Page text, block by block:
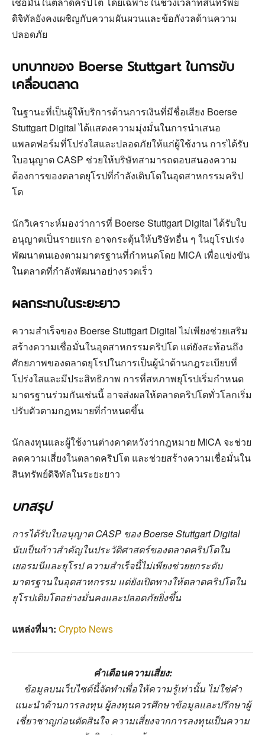
ดิจิทัลยังคงเผชิญกับความผันผวนและข้อกังวลด้านความ
ปลอดภัย
บทบาทของ Boerse Stuttgart ในการขับ
เคลื่อนตลาด
ในฐานะที่เป็นผู้ให้บริการด้านการเงินที่มีชื่อเสียง Boerse
Stuttgart Digital ได้แสดงความมุ่งมั่นในการนำเสนอ
แพลตฟอร์มที่โปร่งใสและปลอดภัยให้แก่ผู้ใช้งาน การได้รับ
ใบอนุญาต CASP ช่วยให้บริษัทสามารถตอบสนองความ
ต้องการของตลาดยุโรปที่กำลังเติบโตในอุตสาหกรรมคริป
โต
นักวิเคราะห์มองว่าการที่ Boerse Stuttgart Digital ได้รับใบ
อนุญาตเป็นรายแรก อาจกระตุ้นให้บริษัทอื่น ๆ ในยุโรปเร่ง
พัฒนาตนเองตามมาตรฐานที่กำหนดโดย MiCA เพื่อแข่งขัน
ในตลาดที่กำลังพัฒนาอย่างรวดเร็ว
ผลกระทบในระยะยาว
ความสำเร็จของ Boerse Stuttgart Digital ไม่เพียงช่วยเสริม
สร้างความเชื่อมั่นในอุตสาหกรรมคริปโต แต่ยังสะท้อนถึง
ศักยภาพของตลาดยุโรปในการเป็นผู้นำด้านกฎระเบียบที่
โปร่งใสและมีประสิทธิภาพ การที่สหภาพยุโรปเริ่มกำหนด
มาตรฐานร่วมกันเช่นนี้ อาจส่งผลให้ตลาดคริปโตทั่วโลกเริ่ม
ปรับตัวตามกฎหมายที่กำหนดขึ้น
นักลงทุนและผู้ใช้งานต่างคาดหวังว่ากฎหมาย MiCA จะช่วย
ลดความเสี่ยงในตลาดคริปโต และช่วยสร้างความเชื่อมั่นใน
สินทรัพย์ดิจิทัลในระยะยาว
บทสรุป
การได้รับใบอนุญาต CASP ของ Boerse Stuttgart Digital
นับเป็นก้าวสำคัญในประวัติศาสตร์ของตลาดคริปโตใน
เยอรมนีและยุโรป ความสำเร็จนี้ไม่เพียงช่วยยกระดับ
มาตรฐานในอุตสาหกรรม แต่ยังเปิดทางให้ตลาดคริปโตใน
ยุโรปเติบโตอย่างมั่นคงและปลอดภัยยิ่งขึ้น
แหล่งที่มา: Crypto News
คำเตือนความเสี่ยง:
ข้อมูลบนเว็บไซต์นี้จัดทำเพื่อให้ความรู้เท่านั้น ไม่ใช่คำ
แนะนำด้านการลงทุน ผู้ลงทุนควรศึกษาข้อมูลและปรึกษาผู้
เชี่ยวชาญก่อนตัดสินใจ ความเสี่ยงจากการลงทุนเป็นความ